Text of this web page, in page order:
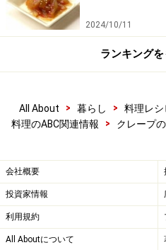
2024/10/11
ランキング
All About > 暮らし > 料理レシ
料理のABC関連情報
> クレープ
会社概要
投資家情報
利用規約
All Aboutについて